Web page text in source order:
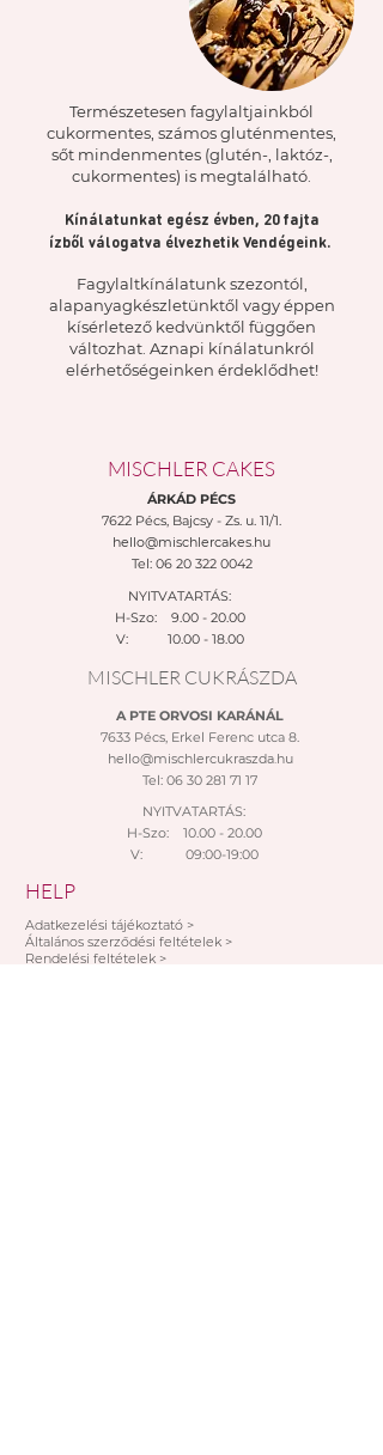
Természetesen fagylaltjainkból
cukormentes, számos gluténmentes,
sőt mindenmentes (glutén-, laktóz-,
cukormentes) is megtalálható.
Kínálatunkat egész évben, 20 fajta
ízből válogatva élvezhetik Vendégeink.
Fagylaltkínálatunk szezontól,
alapanyagkészletünktől vagy éppen
kísérletező kedvünktől függően
változhat. Aznapi kínálatunkról
elérhetőségeinken érdeklődhet!
MISCHLER CAKES
ÁRKÁD PÉCS
7622 Pécs, Bajcsy - Zs. u. 11/1.
hello@mischlercakes.hu
Tel: 06 20 322 0042
NYITVATARTÁS:
H-Szo: 9.00 - 20.00
V: 10.00 - 18.00
MISCHLER CUKRÁSZDA
A PTE ORVOSI KARÁNÁL
7633 Pécs, Erkel Ferenc utca 8.
hello@mischlercukraszda.hu
Tel: 06 30 281 71 17
NYITVATARTÁS:
H-Szo: 10.00 - 20.00
V: 09:00-19:00
HELP
Adatkezelési tájékoztató >
Általános szerződési feltételek >
Rendelési feltételek >